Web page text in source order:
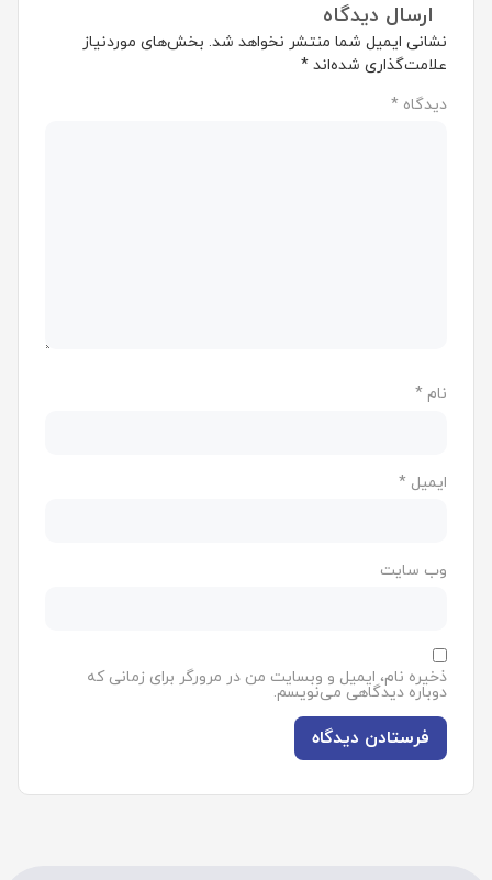
ارسال دیدگاه
نشانی ایمیل شما منتشر نخواهد شد. بخش‌های موردنیاز
علامت‌گذاری شده‌اند *
دیدگاه *
نام *
ایمیل *
وب‌ سایت
ذخیره نام، ایمیل و وبسایت من در مرورگر برای زمانی که
دوباره دیدگاهی می‌نویسم.